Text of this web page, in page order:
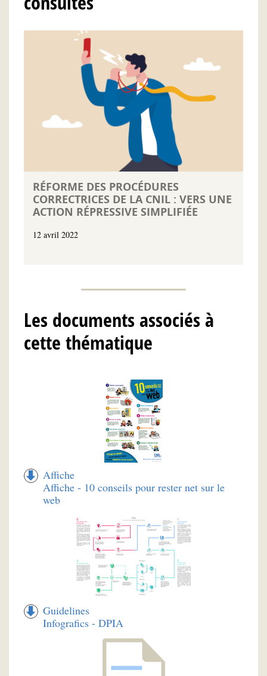
RÉFORME DES PROCÉDURES
CORRECTRICES DE LA CNIL : VERS UNE
ACTION RÉPRESSIVE SIMPLIFIÉE
12 avril 2022
Les documents associés à
cette thématique
Affiche
Affiche - 10 conseils pour rester net sur le
web
Guidelines
Infografics - DPIA